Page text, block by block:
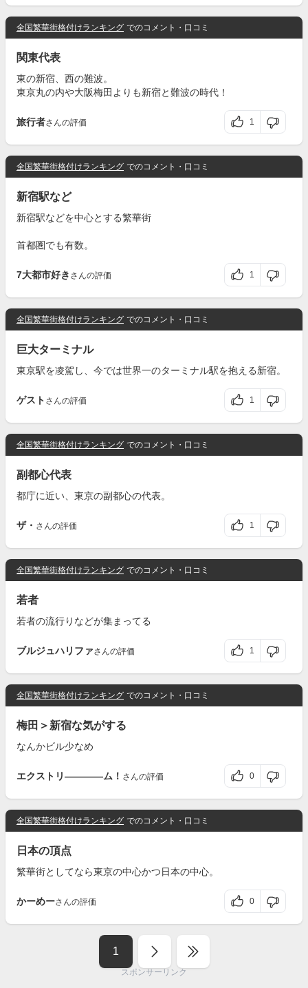
全国繁華街格付けランキング でのコメント・口コミ
関東代表
東の新宿、西の難波。
東京丸の内や大阪梅田よりも新宿と難波の時代！
旅行者さんの評価 1
全国繁華街格付けランキング でのコメント・口コミ
新宿駅など
新宿駅などを中心とする繁華街
首都圏でも有数。
7大都市好き さんの評価 1
全国繁華街格付けランキング でのコメント・口コミ
巨大ターミナル
東京駅を凌駕し、今では世界一のターミナル駅を抱える新宿。
ゲスト さんの評価 1
全国繁華街格付けランキング でのコメント・口コミ
副都心代表
都庁に近い、東京の副都心の代表。
ザ・ さんの評価 1
全国繁華街格付けランキング でのコメント・口コミ
若者
若者の流行りなどが集まってる
ブルジュハリファさんの評価 1
全国繁華街格付けランキング でのコメント・口コミ
梅田＞新宿な気がする
なんかビル少なめ
エクストリ――――ム！ さんの評価 0
全国繁華街格付けランキング でのコメント・口コミ
日本の頂点
繁華街としてなら東京の中心かつ日本の中心。
かーめーさんの評価 0
1
スポンサーリンク